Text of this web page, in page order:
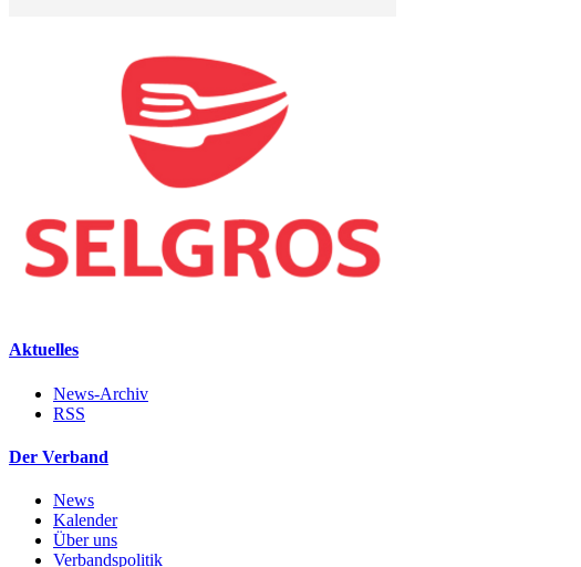
Aktuelles
News-Archiv
RSS
Der Verband
News
Kalender
Über uns
Verbandspolitik